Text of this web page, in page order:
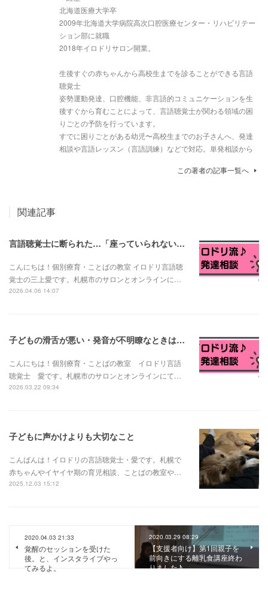
北海道医療大学卒
2009年北海道大学病院高次口腔医療センター・リハビリテー
ション部に就職
2018年イロドリサロン開業。
生後すぐの赤ちゃんから高校生までを診ることができる言語
聴覚士
姿勢運動発達、口腔機能、非言語的コミュニケーションを生
後すぐから育むことによって、言語聴覚士が関わる領域の困
りごとの予防を行っています。
すでに困りごとがある幼児〜高校生までのお子さんへ、発達
相談や言語レッスン（言語訓練）などで対応。単発相談から
この著者の記事一覧へ
関連記事
言語聴覚士に断られた…「座っていられない子は言語訓練できない？」と言われたお母さんへ
こんにちは！個別療育・ことばの教室 イロドリ言語聴
覚士の三上愛です。札幌市のサロンとオンラインに…
2026.04.06 14:07
子どもの滑舌が悪い・発音が不明瞭なときは？発音の発達と様子見でいい場合・相談が必要な場合
こんにちは！個別療育・ことばの教室 イロドリ言語
聴覚士 愛です。札幌市のサロンとオンラインにて…
2026.03.22 09:34
子どもに声かけよりも大切なこと
こんばんは！イロドリの言語聴覚士・愛です。札幌で
赤ちゃんやイヤイヤ期の育児相談、ことばの教室や…
2025.12.03 15:12
2020.04.03 21:33
覚醒のセッションを受けた
後。と、インスタライブやっ
てみるよ。
2020.03.29 08:29
【支援者向け】第1回親子を
前向きにする離乳食講座終わ
りました♪